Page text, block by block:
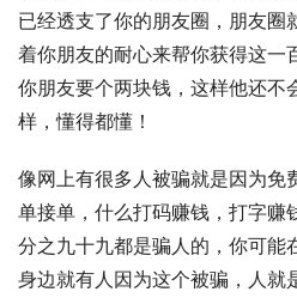
已经透支了你的朋友圈，朋友圈
着你朋友的耐心来帮你获得这一
你朋友要个两块钱，这样他还不
样，懂得都懂！
像网上有很多人被骗就是因为免
单接单，什么打码赚钱，打字赚
分之九十九都是骗人的，你可能
身边就有人因为这个被骗，人就